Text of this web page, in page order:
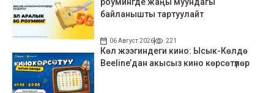
роумингде жаңы муундагы
байланышты тартуулайт
06 Август 2026 221
Көл жээгиндеги кино: Ысык-Көлдө
Beeline’дан акысыз кино көрсөтүлөр